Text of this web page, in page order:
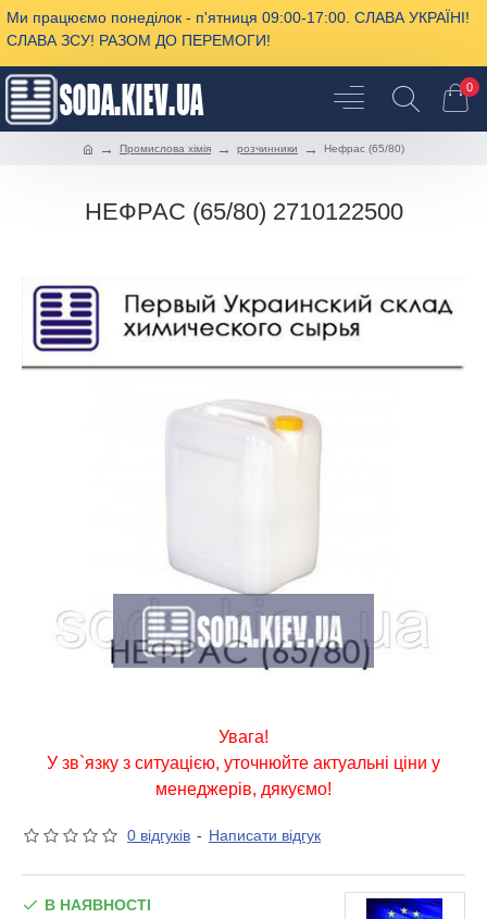
Ми працюємо понеділок - п'ятниця 09:00-17:00. СЛАВА УКРАЇНІ!
СЛАВА ЗСУ! РАЗОМ ДО ПЕРЕМОГИ!
0
Промислова хімія розчинники Нефрас (65/80)
НЕФРАС (65/80) 2710122500
Увага!
У зв`язку з ситуацією, уточнюйте актуальні ціни у
менеджерів, дякуємо!
0 відгуків - Написати відгук
В НАЯВНОСТІ